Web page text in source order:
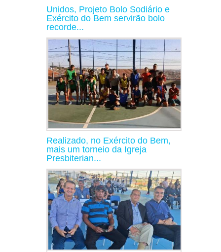
Unidos, Projeto Bolo Sodiário e
Exército do Bem servirão bolo
recorde...
Realizado, no Exército do Bem,
mais um torneio da Igreja
Presbiterian...